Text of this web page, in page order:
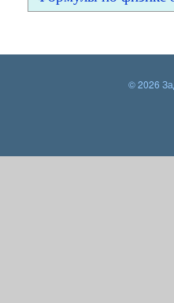
© 2026